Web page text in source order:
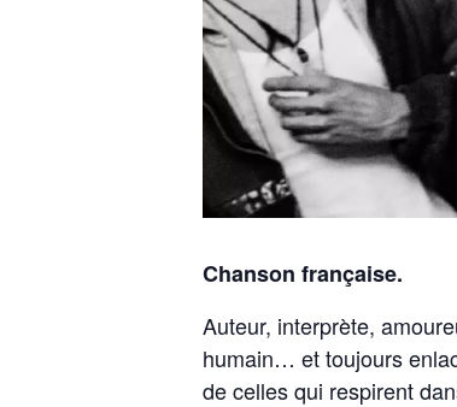
Chanson française.
Auteur, interprète,
humain… et toujours
de celles qui respirent